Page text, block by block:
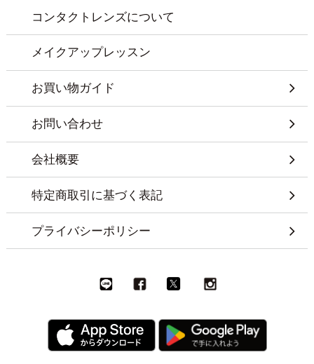
コンタクトレンズについて
メイクアップレッスン
お買い物ガイド
お問い合わせ
会社概要
特定商取引に基づく表記
プライバシーポリシー